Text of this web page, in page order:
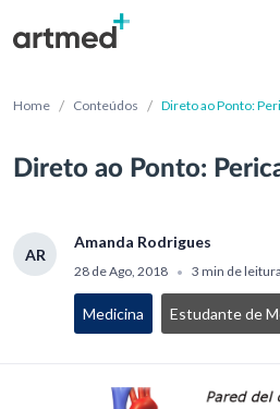
Home / Conteúdos / Direto ao Ponto:
Direto ao Ponto:
AR
Amanda Rodrigues
28 de Ago, 2018 • 3 min de leitura
Medicina Estudante de